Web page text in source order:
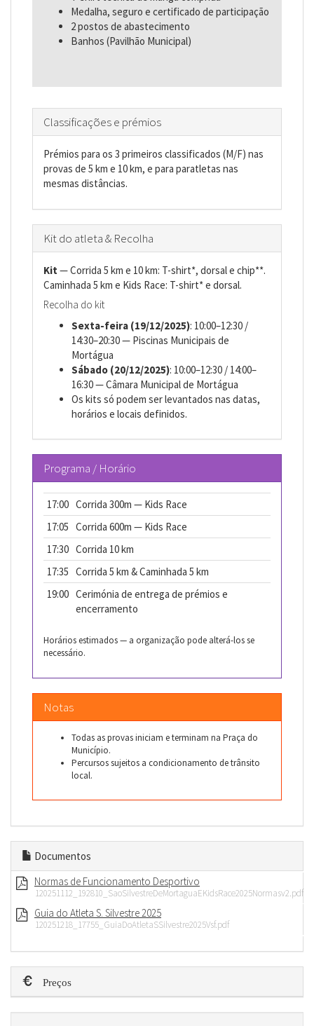
Medalha, seguro e certificado de participação
2 postos de abastecimento
Banhos (Pavilhão Municipal)
Classificações e prémios
Prémios para os 3 primeiros classificados (M/F) nas
provas de 5 km e 10 km, e para paratletas nas
mesmas distâncias.
Kit do atleta & Recolha
Kit — Corrida 5 km e 10 km: T-shirt*, dorsal e chip**.
Caminhada 5 km e Kids Race: T-shirt* e dorsal.
Recolha do kit
Sexta-feira (19/12/2025): 10:00–12:30 /
14:30–20:30 — Piscinas Municipais de
Mortágua
Sábado (20/12/2025): 10:00–12:30 / 14:00–
16:30 — Câmara Municipal de Mortágua
Os kits só podem ser levantados nas datas,
horários e locais definidos.
Programa / Horário
17:00 Corrida 300m — Kids Race
17:05 Corrida 600m — Kids Race
17:30 Corrida 10 km
17:35 Corrida 5 km & Caminhada 5 km
19:00 Cerimónia de entrega de prémios e
encerramento
Horários estimados — a organização pode alterá-los se
necessário.
Notas
Todas as provas iniciam e terminam na Praça do
Município.
Percursos sujeitos a condicionamento de trânsito
local.
Documentos
Normas de Funcionamento Desportivo
120251112_192810_SaoSilvestreDeMortaguaEKidsRace2025Normasv2.pdf
Guia do Atleta S. Silvestre 2025
120251218_17755_GuiaDoAtletaSSilvestre2025Vsf.pdf
Preços